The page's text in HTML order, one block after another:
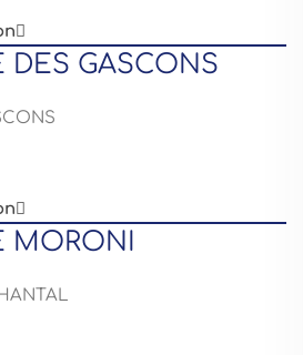

DES GASCONS

MORONI